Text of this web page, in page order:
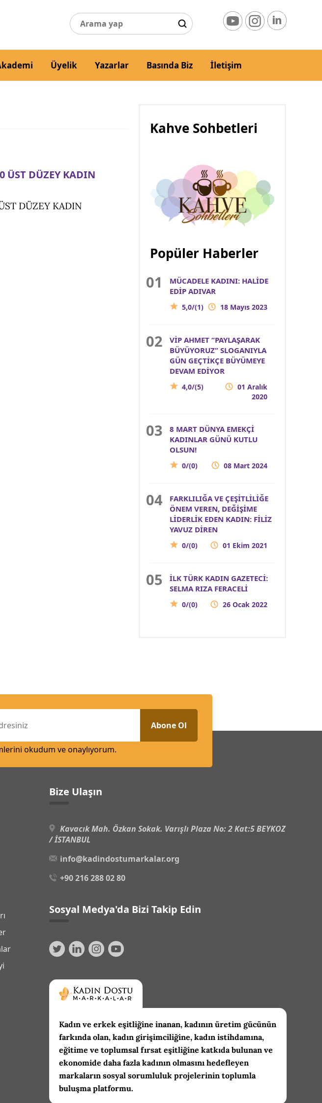
Üyelik Yazarlar Basında Biz İletişim
ÜST DÜZEY KADIN
DÜZEY KADIN
Kahve Sohbetleri
Popüler Haberler
MÜCADELE KADINI: HALİDE
EDİP ADIVAR
5,0/(1) 18 Mayıs 2023
VİP AHMET “PAYLAŞARAK
BÜYÜYORUZ” SLOGANIYLA
GÜN GEÇTİKÇE BÜYÜMEYE
DEVAM EDİYOR
4,0/(5)
01 Aralık
2020
8 MART DÜNYA EMEKÇİ
KADINLAR GÜNÜ KUTLU
OLSUN!
0/(0) 08 Mart 2024
FARKLILIĞA VE ÇEŞİTLİLİĞE
ÖNEM VEREN, DEĞİŞİME
LİDERLİK EDEN KADIN: FİLİZ
YAVUZ DİREN
0/(0) 01 Ekim 2021
İLK TÜRK KADIN GAZETECİ:
SELMA RIZA FERACELİ
0/(0) 26 Ocak 2022
Abone Ol
okudum ve onaylıyorum.
Bize Ulaşın
Kavacık Mah. Özkan Sokak. Varışlı Plaza No: 2 Kat:5 BEYKOZ
/ İSTANBUL
info@kadindostumarkalar.org
+90 216 288 02 80
Sosyal Medya'da Bizi Takip Edin
Kadın ve erkek eşitliğine inanan, kadının üretim gücünün
farkında olan, kadın girişimciliğine, kadın istihdamına,
eğitime ve toplumsal fırsat eşitliğine katkıda bulunan ve
ekonomide daha fazla kadının olmasını hedefleyen
markaların sosyal sorumluluk projelerinin toplumla
buluşma platformu.